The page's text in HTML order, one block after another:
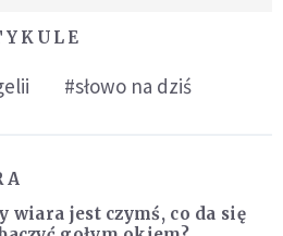
#słowo na dziś
wiara jest czymś, co da się